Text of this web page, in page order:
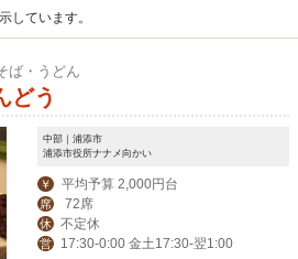
ート
しています。
ば・うどん
どう
中部｜浦添市
浦添市役所ナナメ向かい
￥ 平均予算 2,000円台
席 72席
休 不定休
営 17:30-0:00 金土17:30-翌1:00